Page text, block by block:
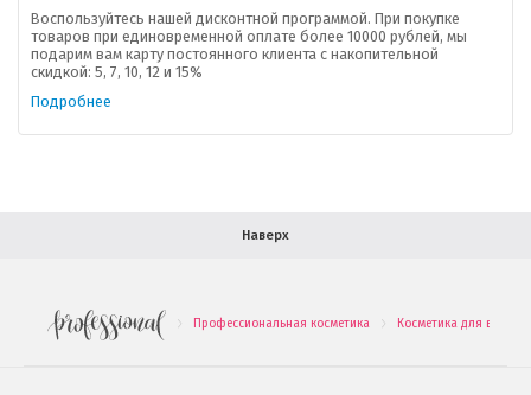
Воспользуйтесь нашей дисконтной программой. При покупке
товаров при единовременной оплате более 10000 рублей, мы
подарим вам карту постоянного клиента с накопительной
скидкой: 5, 7, 10, 12 и 15%
Подробнее
Наверх
. Профессиональная косметика . Косметика для волос
В помощь покупателю
Форма обратной связи
Подарочные наборы